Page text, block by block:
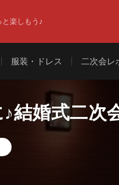
楽しもう♪
服装・ドレス 二次会レ
結婚式二次